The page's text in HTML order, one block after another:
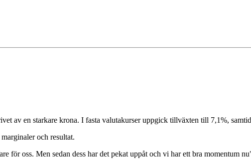
av en starkare krona. I fasta valutakurser uppgick tillväxten till 7,1%,
och resultat.
för oss. Men sedan dess har det pekat uppåt och vi har ett bra momentum